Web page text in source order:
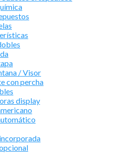
/ Visor
con percha
display